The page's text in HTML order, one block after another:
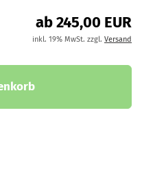
ab 245,00 EUR
inkl. 19% MwSt. zzgl. Versand